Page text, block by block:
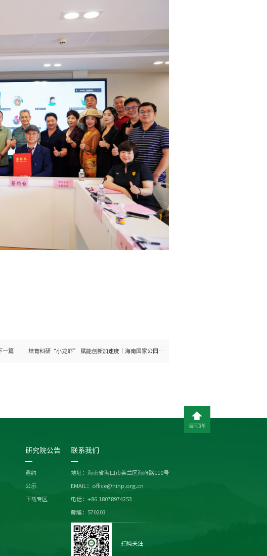
一篇 培育科研“小龙虾” 赋能创新加速度｜海南国家公园研究院举办“木兰讲坛”人工智能专题报告会
返回顶部
研究院公告
邀约
公示
下载专区
联系我们
地址：海南省海口市美兰区海府路110号
EMAIL：office@hinp.org.cn
电话：+86 18078974253
邮编：570203
扫码关注